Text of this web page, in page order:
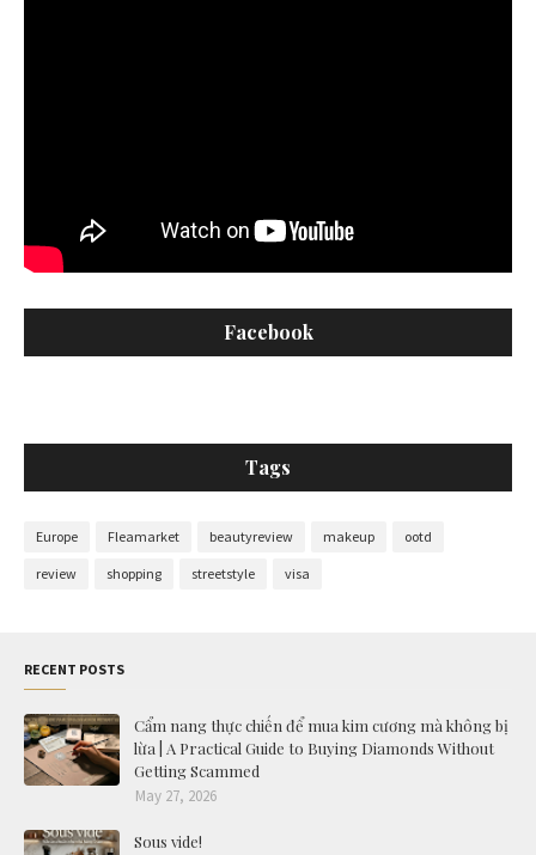
Facebook
Tags
Europe Fleamarket beautyreview makeup ootd
review shopping streetstyle visa
RECENT POSTS
Cẩm nang thực chiến để mua kim cương mà không bị
lừa | A Practical Guide to Buying Diamonds Without
Getting Scammed
May 27, 2026
Sous vide!